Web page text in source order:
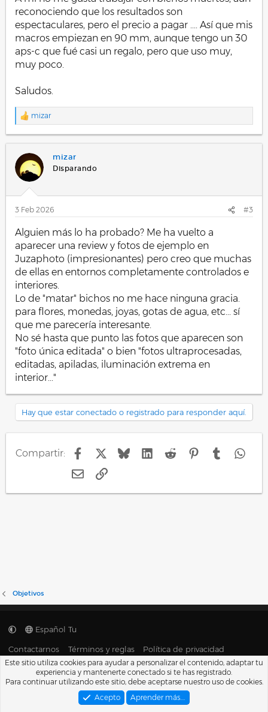
reconociendo que los resultados son
espectaculares, pero el precio a pagar .... Así que mis
macros empiezan en 90 mm, aunque tengo un 30
aps-c que fué casi un regalo, pero que uso muy,
muy poco.
Saludos.
R
a
c
i
o
e
s
:
mizar
mizar
Disparando
3 Feb 2026 #3
Alguien más lo ha probado? Me ha vuelto a
aparecer una review y fotos de ejemplo en
Juzaphoto (impresionantes) pero creo que muchas
de ellas en entornos completamente controlados e
interiores.
Lo de "matar" bichos no me hace ninguna gracia.
para flores, monedas, joyas, gotas de agua, etc... sí
que me parecería interesante.
No sé hasta que punto las fotos que aparecen son
"foto única editada" o bien "fotos ultraprocesadas,
editadas, apiladas, iluminación extrema en
interior..."
Hay que estar conectado o registrado para responder aquí.
Compartir: FacebookBlueskyLinkedIn
Reddit PinterestTumblr
E-mailEnlace
Objetivos
Español Tu
Contactarnos Términos y reglas
Política de privacidad
Ayuda
Portal
R
S
S
Community platform by XenForo® © 2010-2026 XenForo Ltd.
XenFacil.com. © 2010-2019
Este sitio utiliza cookies para ayudar a personalizar el contenido, adaptar tu
experiencia y mantenerte conectado si te has registrado.
Para continuar utilizando este sitio, debe aceptarse nuestro uso de cookies.
Acepto
Aprender más.…